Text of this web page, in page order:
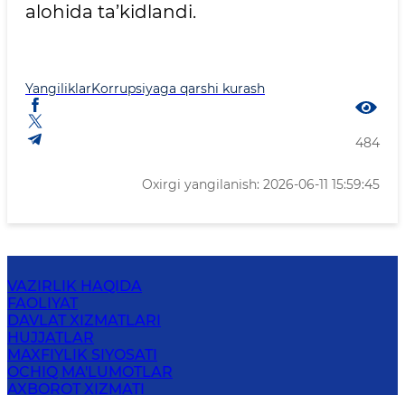
alohida ta’kidlandi.
YangiliklarKorrupsiyaga qarshi kurash
484
Oxirgi yangilanish: 2026-06-11 15:59:45
VAZIRLIK HAQIDA
FAOLIYAT
DAVLAT XIZMATLARI
HUJJATLAR
MAXFIYLIK SIYOSATI
OCHIQ MA'LUMOTLAR
AXBOROT XIZMATI